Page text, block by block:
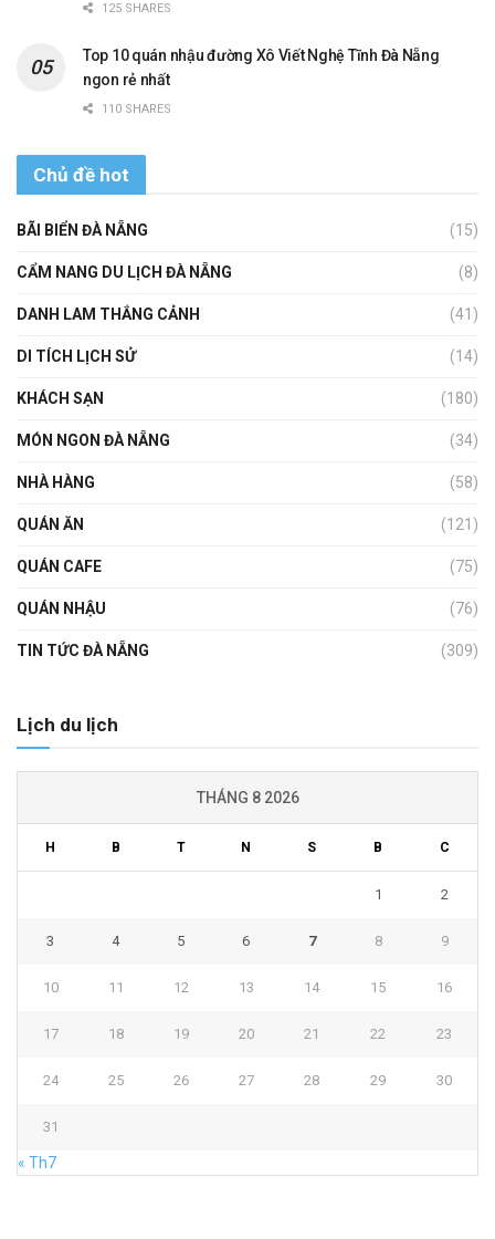
125 SHARES
Top 10 quán nhậu đường Xô Viết Nghệ Tĩnh Đà Nẵng
ngon rẻ nhất
110 SHARES
Chủ đề hot
BÃI BIỂN ĐÀ NẴNG (15)
CẨM NANG DU LỊCH ĐÀ NẴNG (8)
DANH LAM THẮNG CẢNH (41)
DI TÍCH LỊCH SỬ (14)
KHÁCH SẠN (180)
MÓN NGON ĐÀ NẴNG (34)
NHÀ HÀNG (58)
QUÁN ĂN (121)
QUÁN CAFE (75)
QUÁN NHẬU (76)
TIN TỨC ĐÀ NẴNG (309)
Lịch du lịch
THÁNG 8 2026
H B T N S B C
1 2
3 4 5 6 7 8 9
10 11 12 13 14 15 16
17 18 19 20 21 22 23
24 25 26 27 28 29 30
31
« Th7